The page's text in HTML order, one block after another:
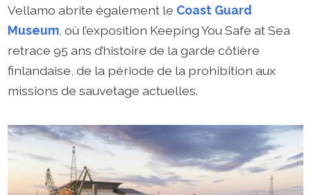
Vellamo abrite également le Coast Guard
Museum, où l’exposition Keeping You Safe at Sea
retrace 95 ans d’histoire de la garde côtière
finlandaise, de la période de la prohibition aux
missions de sauvetage actuelles.